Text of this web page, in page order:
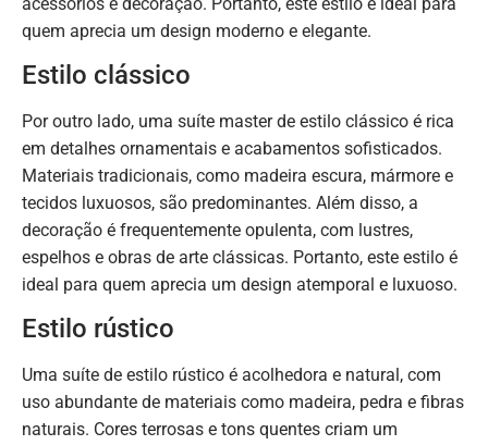
quem aprecia um design moderno e elegante.
Estilo clássico
Por outro lado, uma suíte master de estilo clássico é rica
em detalhes ornamentais e acabamentos sofisticados.
Materiais tradicionais, como madeira escura, mármore e
tecidos luxuosos, são predominantes. Além disso, a
decoração é frequentemente opulenta, com lustres,
espelhos e obras de arte clássicas. Portanto, este estilo é
ideal para quem aprecia um design atemporal e luxuoso.
Estilo rústico
Uma suíte de estilo rústico é acolhedora e natural, com
uso abundante de materiais como madeira, pedra e fibras
naturais. Cores terrosas e tons quentes criam um